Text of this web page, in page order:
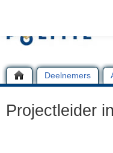
Deelnemers
Projectleider